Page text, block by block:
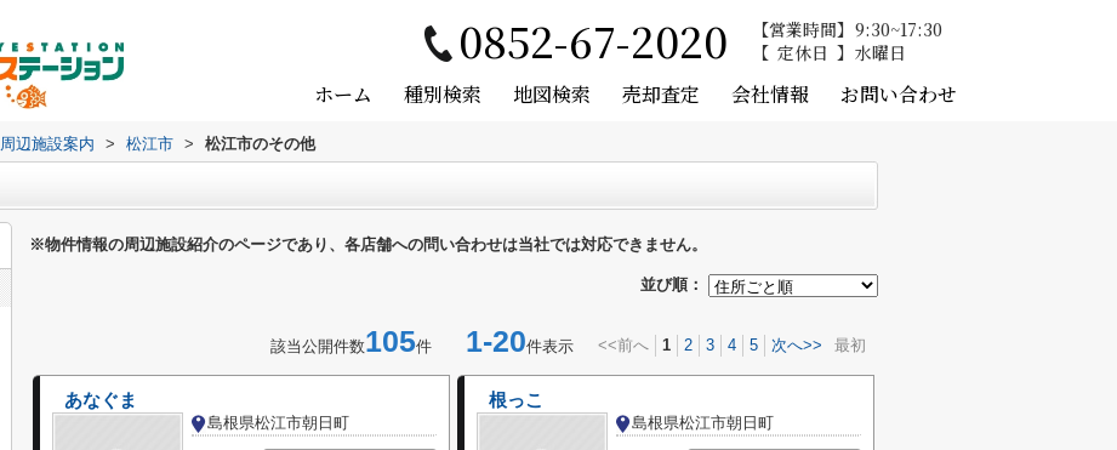
0852-67-2020 営業時間
9:30~17:30
定休日
水曜日
ホーム 種別検索 地図検索 売却査定 会社情報 お問い合わせ
周辺施設案内 > 松江市 > 松江市のその他
※物件情報の周辺施設紹介のページであり、各店舗への問い合わせは当社では対応できません。
並び順：
該当公開件数105件 1-20件表示 <<前へ 1 2 3 4 5 次へ>> 最初
あなぐま
島根県松江市朝日町
根っこ
島根県松江市朝日町